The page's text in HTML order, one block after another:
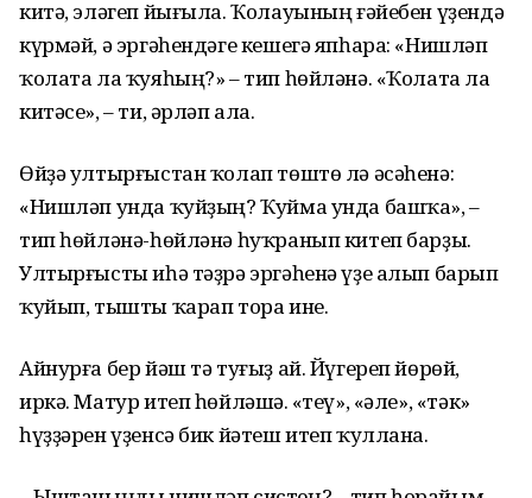
китә, эләгеп йығыла. Ҡолауының ғәйебен үҙендә
күрмәй, ә эргәһендәге кешегә япһара: «Нишләп
ҡолата ла ҡуяһың?» – тип һөйләнә. «Ҡолата ла
китәсе», – ти, әрләп ала.
Өйҙә ултырғыстан ҡолап төштө лә әсәһенә:
«Нишләп унда ҡуйҙың? Ҡуйма унда башҡа», –
тип һөйләнә-һөйләнә һуҡранып китеп барҙы.
Ултырғысты иһә тәҙрә эргәһенә үҙе алып барып
ҡуйып, тышты ҡарап тора ине.
Айнурға бер йәш тә туғыҙ ай. Йүгереп йөрөй,
иркә. Матур итеп һөйләшә. «Әтеү», «әле», «тәк»
һүҙҙәрен үҙенсә бик йәтеш итеп ҡуллана.